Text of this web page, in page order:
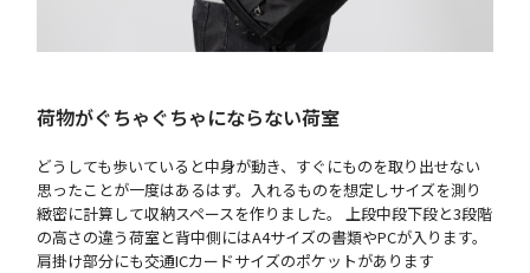
荷物がぐちゃぐちゃにならない荷室
どうしても歩いていると中身が動き、すぐにものを取り出せない
思ったことが一度はあるはず。入れるものを想定しサイズを測り
緻密に計算して収納スペースを作りました。 上段中段下段と3段階
の高さの違う荷室と背中側にはA4サイズの書類やPCが入ります。
肩掛け部分にも交通ICカードサイズのポケットがあります